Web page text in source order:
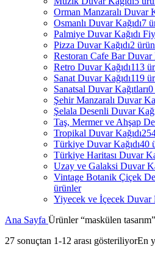
Orman Manzaralı Duvar
Osmanlı Duvar Kağıdı7
Palmiye Duvar Kağıdı
Pizza Duvar Kağıdı2
Restoran Cafe Bar Duvar
Retro Duvar Kağıdı113
Sanat Duvar Kağıdı119
Sanatsal Duvar Kağıtları0
Şehir Manzaralı Duvar
Şelala Desenli Duvar
Taş, Mermer ve Ahşap
Tropikal Duvar Kağıdı
Türkiye Duvar Kağıdı40
Türkiye Haritası Duvar
Uzay ve Galaksi Duvar
Vintage Botanik Çiçek
ürünler
Yiyecek ve İçecek Duvar
Ana Sayfa Ürünler “maskülen
27 sonuçtan 1-12 arası gösteriliyorEn